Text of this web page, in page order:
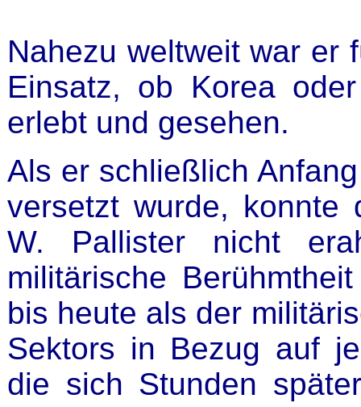
Nahezu weltweit war er
Einsatz, ob Korea
erlebt und gesehen.
Als er schließlich
versetzt wurde, konnte
W. Pallister nicht
militärische
bis heute als der
Sektors in Bezug auf
die sich Stunden